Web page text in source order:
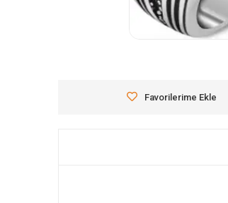
Favorilerime Ekle